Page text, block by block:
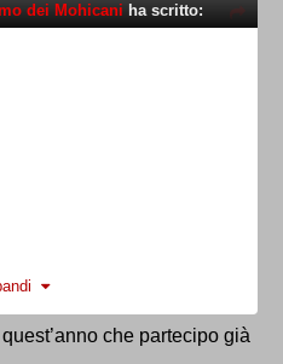
dei Mohicani ha scritto:
che partecipo già